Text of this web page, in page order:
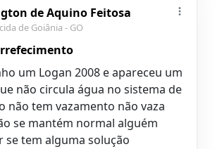
de Aquino Feitosa
de Goiânia - GO
um Logan 2008 e apareceu um
não circula água no sistema de
não tem vazamento não vaza
se mantém normal alguém
se tem alguma solução